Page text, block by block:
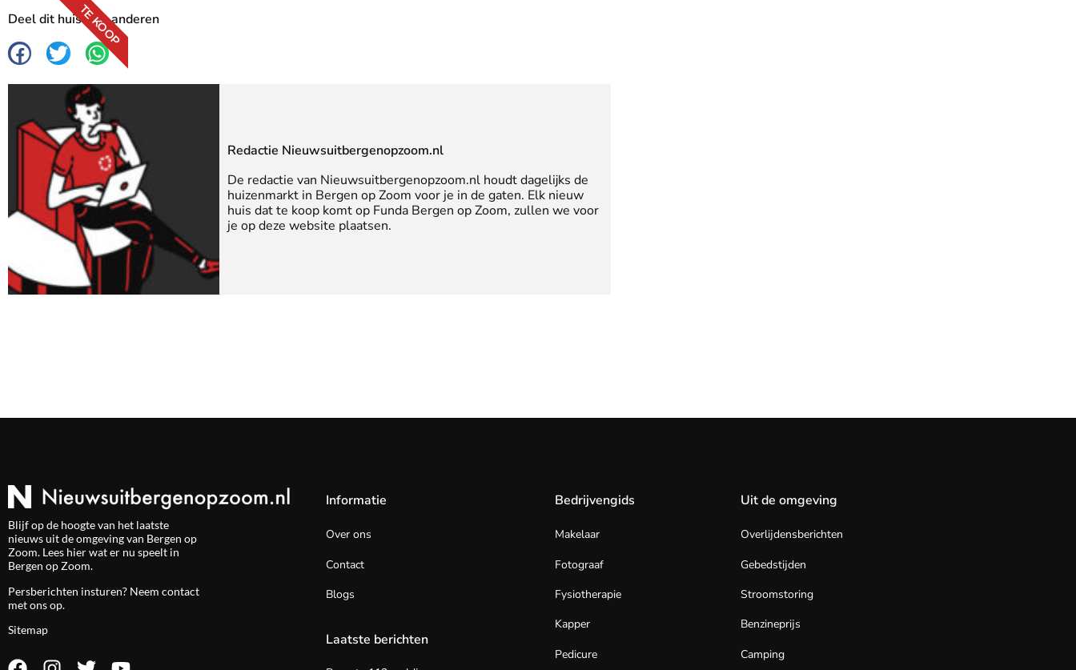
TE KOOP
Deel dit huis met anderen
Redactie Nieuwsuitbergenopzoom.nl
De redactie van Nieuwsuitbergenopzoom.nl houdt dagelijks de
huizenmarkt in Bergen op Zoom voor je in de gaten. Elk nieuw
huis dat te koop komt op Funda Bergen op Zoom, zullen we voor
je op deze website plaatsen.
Blijf op de hoogte van het laatste
nieuws uit de omgeving van Bergen op
Zoom. Lees hier wat er nu speelt in
Bergen op Zoom.
Persberichten insturen? Neem contact
met ons op.
Sitemap
Informatie
Over ons
Contact
Blogs
Laatste berichten
Bedrijvengids
Makelaar
Fotograaf
Fysiotherapie
Kapper
Pedicure
Uit de omgeving
Overlijdensberichten
Gebedstijden
Stroomstoring
Benzineprijs
Camping